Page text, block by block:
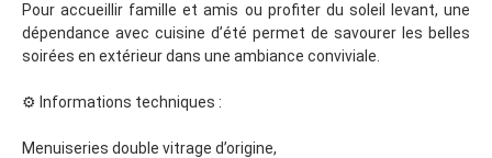
Pour accueillir famille et amis ou profiter du soleil levant, une
dépendance avec cuisine d’été permet de savourer les belles
soirées en extérieur dans une ambiance conviviale.
⚙️ Informations techniques :
Menuiseries double vitrage d’origine,